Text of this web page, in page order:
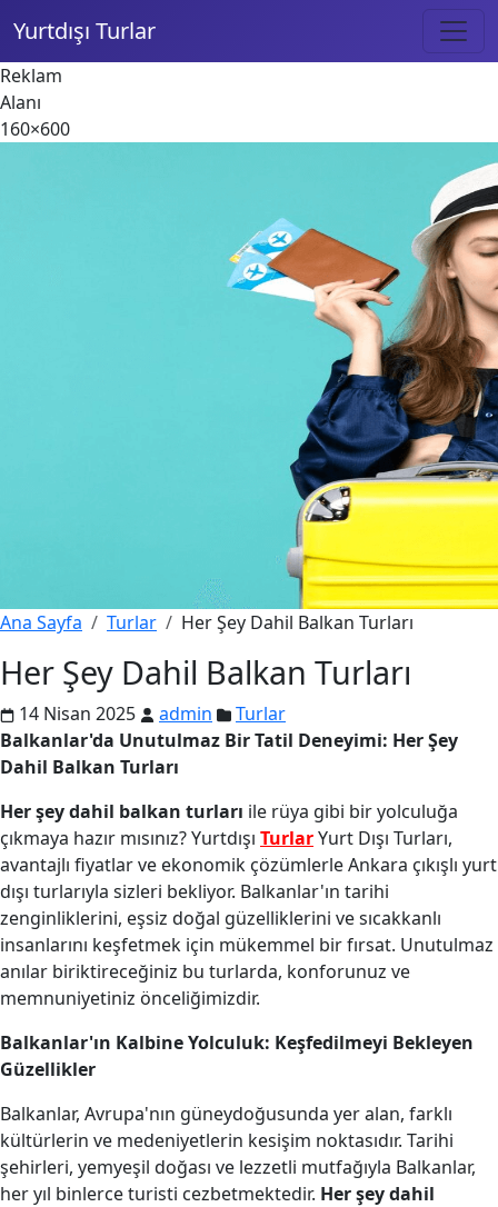
Yurtdışı Turlar
Reklam
Alanı
160×600
Ana Sayfa Turlar Her Şey Dahil Balkan Turları
Her Şey Dahil Balkan Turları
14 Nisan 2025 admin
Turlar
Balkanlar'da Unutulmaz Bir Tatil Deneyimi: Her Şey
Dahil Balkan Turları
Her şey dahil balkan turları ile rüya gibi bir yolculuğa
çıkmaya hazır mısınız? Yurtdışı TurlarYurt Dışı Turları,
avantajlı fiyatlar ve ekonomik çözümlerle Ankara çıkışlı yurt
dışı turlarıyla sizleri bekliyor. Balkanlar'ın tarihi
zenginliklerini, eşsiz doğal güzelliklerini ve sıcakkanlı
insanlarını keşfetmek için mükemmel bir fırsat. Unutulmaz
anılar biriktireceğiniz bu turlarda, konforunuz ve
memnuniyetiniz önceliğimizdir.
Balkanlar'ın Kalbine Yolculuk: Keşfedilmeyi Bekleyen
Güzellikler
Balkanlar, Avrupa'nın güneydoğusunda yer alan, farklı
kültürlerin ve medeniyetlerin kesişim noktasıdır. Tarihi
şehirleri, yemyeşil doğası ve lezzetli mutfağıyla Balkanlar,
her yıl binlerce turisti cezbetmektedir. Her şey dahil